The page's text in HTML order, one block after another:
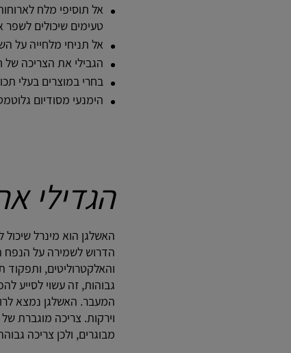
אל תוסיפי מלח
טעימים שיכולים
אל תניחי מלחייה על
הגבילי את הצריכה של
בחרי במוצרים בעלי
הימנעי מסודיום
הגדילי
האשלגן הוא מינרל שיכול
הדרוש לשמירה על הנפח
והאלקטרוליטים,
גבוהות, זה עשוי לסייע
המעבר. האשלגן נמצא
וירקות. צריכה מוגברת
מבוגרים, ולכן צריכה